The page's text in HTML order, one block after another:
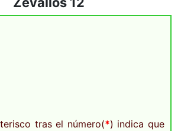
tras el número(*) indica que